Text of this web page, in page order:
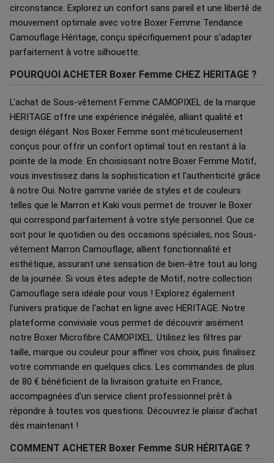
circonstance. Explorez un confort sans pareil et une liberté de
mouvement optimale avec votre Boxer Femme Tendance
Camouflage Héritage, conçu spécifiquement pour s'adapter
parfaitement à votre silhouette.
POURQUOI ACHETER Boxer Femme CHEZ HERITAGE ?
L'achat de Sous-vêtement Femme CAMOPIXEL de la marque
HERITAGE offre une expérience inégalée, alliant qualité et
design élégant. Nos Boxer Femme sont méticuleusement
conçus pour offrir un confort optimal tout en restant à la
pointe de la mode. En choisissant notre Boxer Femme Motif,
vous investissez dans la sophistication et l'authenticité grâce
à notre Oui. Notre gamme variée de styles et de couleurs
telles que le Marron et Kaki vous permet de trouver le Boxer
qui correspond parfaitement à votre style personnel. Que ce
soit pour le quotidien ou des occasions spéciales, nos Sous-
vêtement Marron Camouflage, allient fonctionnalité et
esthétique, assurant une sensation de bien-être tout au long
de la journée. Si vous êtes adepte de Motif, notre collection
Camouflage sera idéale pour vous ! Explorez également
l'univers pratique de l'achat en ligne avec HERITAGE. Notre
plateforme conviviale vous permet de découvrir aisément
notre Boxer Microfibre CAMOPIXEL. Utilisez les filtres par
taille, marque ou couleur pour affiner vos choix, puis finalisez
votre commande en quelques clics. Les commandes de plus
de 80 € bénéficient de la livraison gratuite en France,
accompagnées d'un service client professionnel prêt à
répondre à toutes vos questions. Découvrez le plaisir d'achat
dès maintenant !
COMMENT ACHETER Boxer Femme SUR HÉRITAGE ?